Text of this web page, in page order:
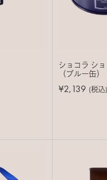
ショコラ シ
（ブルー缶）
¥2,139 (税込)